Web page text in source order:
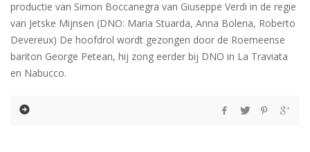
productie van Simon Boccanegra van Giuseppe Verdi in de regie
van Jetske Mijnsen (DNO: Maria Stuarda, Anna Bolena, Roberto
Devereux) De hoofdrol wordt gezongen door de Roemeense
bariton George Petean, hij zong eerder bij DNO in La Traviata
en Nabucco.